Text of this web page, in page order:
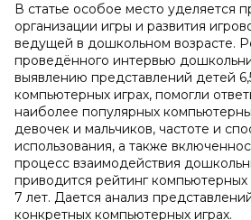
В статье особое место уделяется
организации игры и развития
ведущей в дошкольном возрасте.
проведённого интервью
выявлению представлений детей
компьютерных играх, помогли
наиболее популярных
девочек и мальчиков, частоте и
использования, а также
процесс взаимодействия
приводится рейтинг
7 лет. Дается анализ
конкретных компьютерных играх.